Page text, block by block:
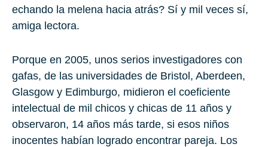
echando la melena hacia atrás? Sí y mil veces sí,
amiga lectora.
Porque en 2005, unos serios investigadores con
gafas, de las universidades de Bristol, Aberdeen,
Glasgow y Edimburgo, midieron el coeficiente
intelectual de mil chicos y chicas de 11 años y
observaron, 14 años más tarde, si esos niños
inocentes habían logrado encontrar pareja. Los